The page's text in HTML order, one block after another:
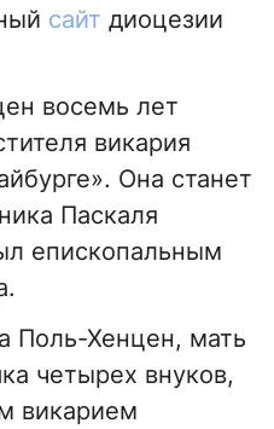
сайт диоцезии
восемь лет
викария
Она станет
Паскаля
епископальным
Поль-Хенцен, мать
четырех внуков,
викарием